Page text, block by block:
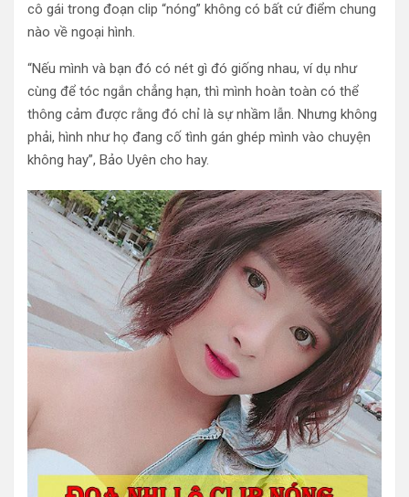
cô gái trong đoạn clip “nóng” không có bất cứ điểm chung
nào về ngoại hình.
“Nếu mình và bạn đó có nét gì đó giống nhau, ví dụ như
cùng để tóc ngắn chẳng hạn, thì mình hoàn toàn có thể
thông cảm được rằng đó chỉ là sự nhầm lẫn. Nhưng không
phải, hình như họ đang cố tình gán ghép mình vào chuyện
không hay”, Bảo Uyên cho hay.